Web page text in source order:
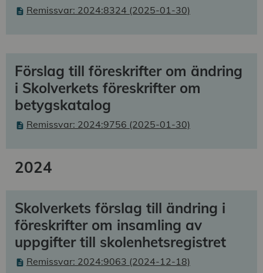
Remissvar: 2024:8324 (2025-01-30)
Förslag till föreskrifter om ändring
i Skolverkets föreskrifter om
betygskatalog
Remissvar: 2024:9756 (2025-01-30)
2024
Skolverkets förslag till ändring i
föreskrifter om insamling av
uppgifter till skolenhetsregistret
Remissvar: 2024:9063 (2024-12-18)